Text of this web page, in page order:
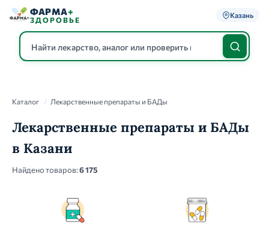
ФАРМА+
ЗДОРОВЬЕ
Казань
Каталог / Лекарственные препараты и БАДы
Лекарственные препараты и БАДы
в Казани
Найдено товаров:6 175